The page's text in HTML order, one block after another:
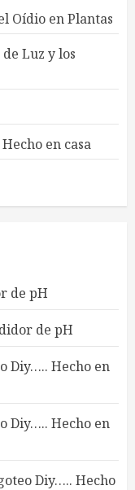
Oídio en Plantas
Luz y los
en casa
de pH
de pH
Diy….. Hecho en
Diy….. Hecho en
Diy….. Hecho